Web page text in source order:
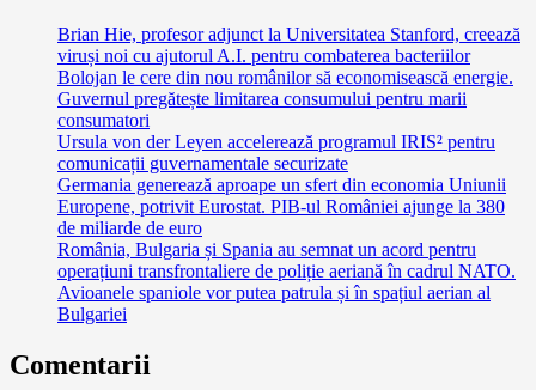
Brian Hie, profesor adjunct la Universitatea Stanford, creează
viruși noi cu ajutorul A.I. pentru combaterea bacteriilor
Bolojan le cere din nou românilor să economisească energie.
Guvernul pregătește limitarea consumului pentru marii
consumatori
Ursula von der Leyen accelerează programul IRIS² pentru
comunicații guvernamentale securizate
Germania generează aproape un sfert din economia Uniunii
Europene, potrivit Eurostat. PIB-ul României ajunge la 380
de miliarde de euro
România, Bulgaria și Spania au semnat un acord pentru
operațiuni transfrontaliere de poliție aeriană în cadrul NATO.
Avioanele spaniole vor putea patrula și în spațiul aerian al
Bulgariei
Comentarii